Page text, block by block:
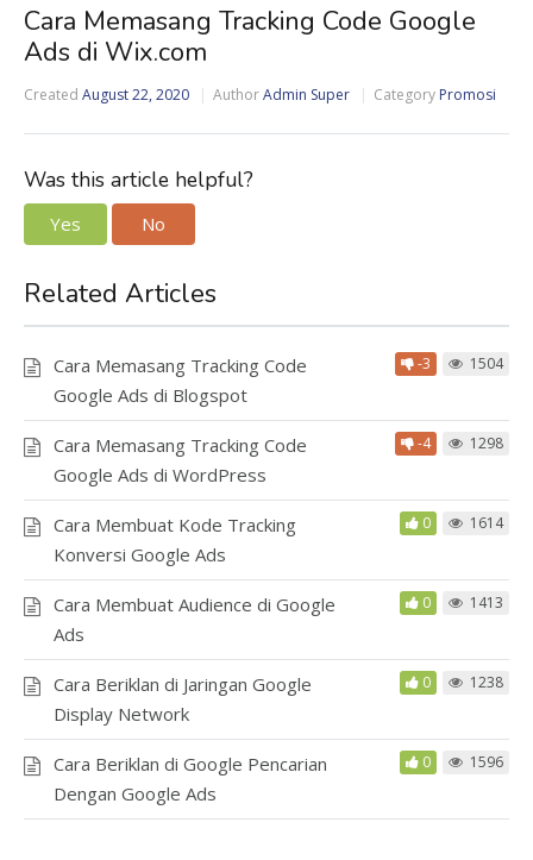
Cara Memasang Tracking Code Google
Ads di Wix.com
Created August 22, 2020 AuthorAdmin Super Category Promosi
Was this article helpful?
Yes No
Related Articles
Cara Memasang Tracking Code
Google Ads di Blogspot
-3 1504
Cara Memasang Tracking Code
Google Ads di WordPress
-4 1298
Cara Membuat Kode Tracking
Konversi Google Ads
0 1614
Cara Membuat Audience di Google
Ads
0 1413
Cara Beriklan di Jaringan Google
Display Network
0 1238
Cara Beriklan di Google Pencarian
Dengan Google Ads
0 1596